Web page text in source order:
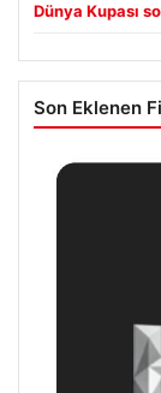
Dünya Kupası
Son Eklenen